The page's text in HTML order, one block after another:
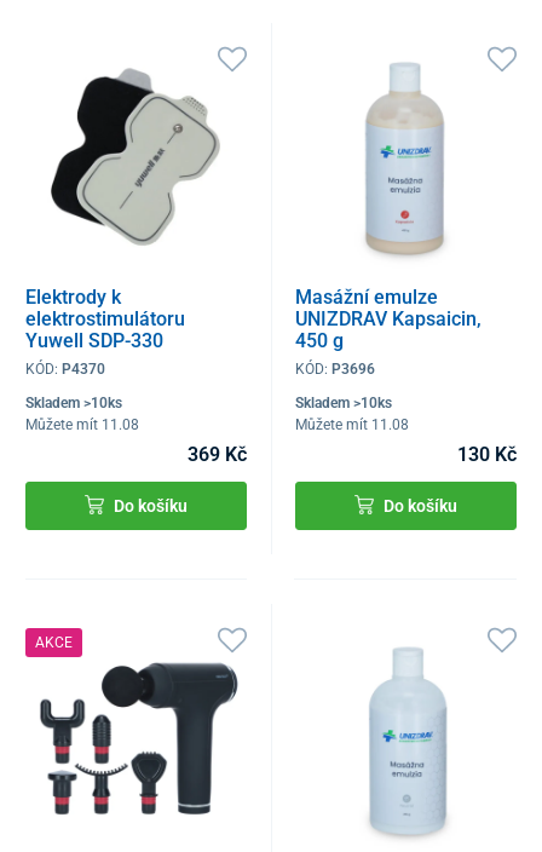
Elektrody k
elektrostimulátoru
Yuwell SDP-330
KÓD: P4370
Skladem >10ks
Můžete mít 11.08
369 Kč
Do košíku
Masážní emulze
UNIZDRAV Kapsaicin,
450 g
KÓD: P3696
Skladem >10ks
Můžete mít 11.08
130 Kč
Do košíku
AKCE